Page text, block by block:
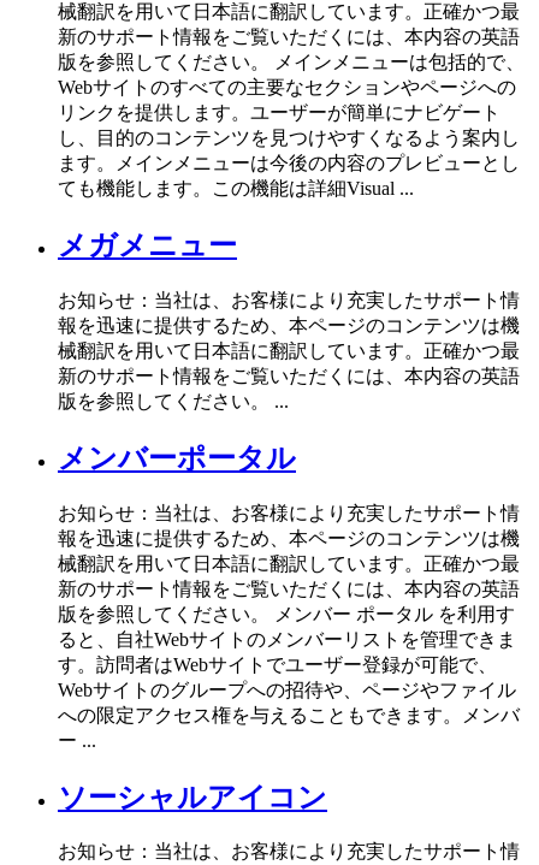
械翻訳を用いて日本語に翻訳しています。正確かつ最
新のサポート情報をご覧いただくには、本内容の英語
版を参照してください。 メインメニューは包括的で、
Webサイトのすべての主要なセクションやページへの
リンクを提供します。ユーザーが簡単にナビゲート
し、目的のコンテンツを見つけやすくなるよう案内し
ます。メインメニューは今後の内容のプレビューとし
ても機能します。この機能は詳細Visual ...
メガメニュー
お知らせ：当社は、お客様により充実したサポート情
報を迅速に提供するため、本ページのコンテンツは機
械翻訳を用いて日本語に翻訳しています。正確かつ最
新のサポート情報をご覧いただくには、本内容の英語
版を参照してください。 ...
メンバーポータル
お知らせ：当社は、お客様により充実したサポート情
報を迅速に提供するため、本ページのコンテンツは機
械翻訳を用いて日本語に翻訳しています。正確かつ最
新のサポート情報をご覧いただくには、本内容の英語
版を参照してください。 メンバー ポータル を利用す
ると、自社Webサイトのメンバーリストを管理できま
す。訪問者はWebサイトでユーザー登録が可能で、
Webサイトのグループへの招待や、ページやファイル
への限定アクセス権を与えることもできます。メンバ
ー ...
ソーシャルアイコン
お知らせ：当社は、お客様により充実したサポート情